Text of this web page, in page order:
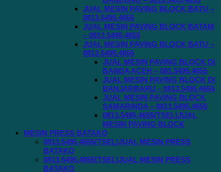
JUAL MESIN PAVING BLOCK BATU –
0813.5495.4655
JUAL MESIN PAVING BLOCK BATAM
– 0813.5495.4655
JUAL MESIN PAVING BLOCK BATU –
0813.5495.4655
JUAL MESIN PAVING BLOCK DI
BANDA ACEH – 081.5495.4655
JUAL MESIN PAVING BLOCK DI
BANJARBARU – 0813.5495.4655
JUAL MESIN PAVING BLOCK
SAMARINDA – 0813.5495.4655
0813.5495.4655(TSEL)JUAL
MESIN PAVING BLOCK
MESIN PRESS BATAKO
0813.5495.4655(TSEL)JUAL MESIN PRESS
BATAKO
0813.5495.4655(TSEL)JUAL MESIN PRESS
BATAKO